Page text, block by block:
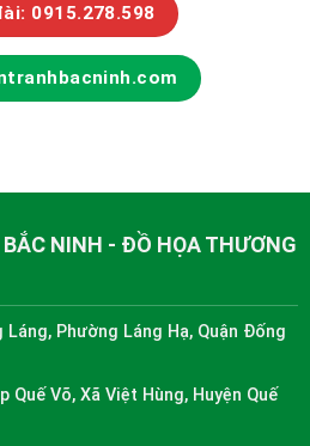
0915.278.598
NINH - ĐỒ HỌA THƯƠNG
Láng, Phường Láng Hạ, Quận Đống
Quế Võ, Xã Việt Hùng, Huyện Quế